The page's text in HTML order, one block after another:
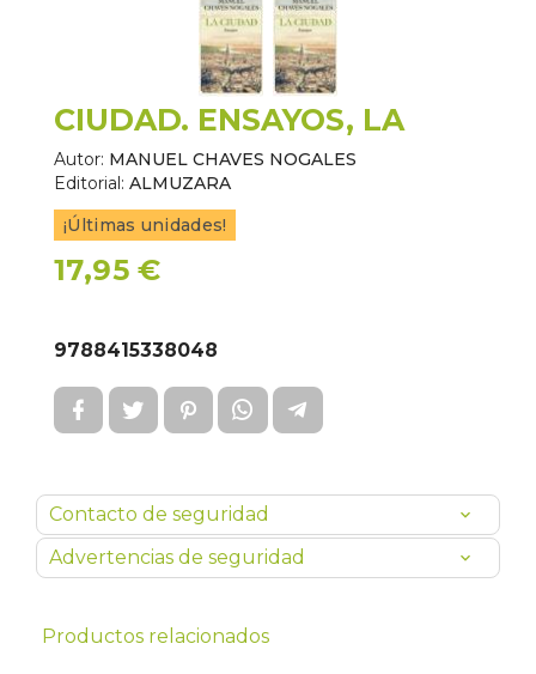
CIUDAD. ENSAYOS, LA
Autor: MANUEL CHAVES NOGALES
Editorial: ALMUZARA
¡Últimas unidades!
17,95 €
9788415338048
Contacto de seguridad
Advertencias de seguridad
Productos relacionados